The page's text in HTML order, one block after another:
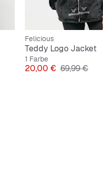
Felicious
Teddy Logo Jacket
1 Farbe
Preis
20,00 € Originalpreis
69,99 €